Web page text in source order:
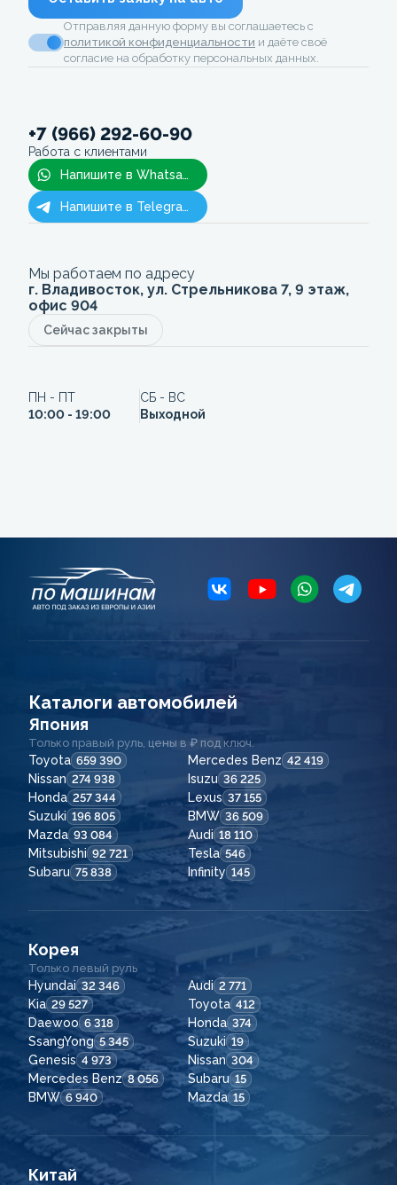
Отправляя данную форму вы соглашаетесь с
политикой конфиденциальности и даёте своё
согласие на обработку персональных данных.
+7 (966) 292-60-90
Работа с клиентами
Напишите в Whatsapp
Напишите в Telegram
Мы работаем по адресу
г. Владивосток, ул. Стрельникова 7, 9 этаж,
офис 904
Сейчас закрыты
ПН - ПТ
10:00 - 19:00
СБ - ВС
Выходной
Каталоги автомобилей
Япония
Только правый руль, цены в ₽ под ключ.
Toyota 659 390 Mercedes Benz 42 419
Nissan 274 938 Isuzu 36 225
Honda 257 344 Lexus 37 155
Suzuki 196 805 BMW 36 509
Mazda 93 084 Audi 18 110
Mitsubishi 92 721 Tesla 546
Subaru 75 838 Infinity 145
Корея
Только левый руль
Hyundai 32 346 Audi 2 771
Kia 29 527 Toyota 412
Daewoo 6 318 Honda 374
SsangYong 5 345 Suzuki 19
Genesis 4 973 Nissan 304
Mercedes Benz 8 056 Subaru 15
BMW 6 940 Mazda 15
Китай